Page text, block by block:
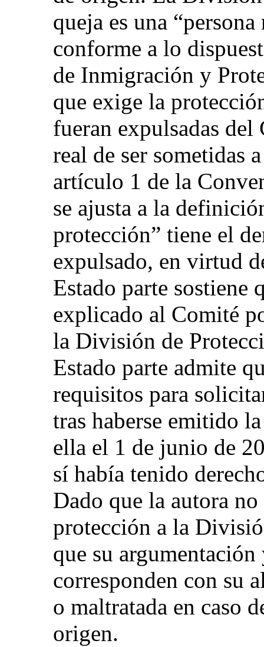
queja es una
conforme a lo
de Inmigración y
que exige la
fueran expulsadas
real de ser sometidas
artículo 1 de la
se ajusta a la
protección” tiene el
expulsado, en virtud
Estado parte sostiene
explicado al Comité
la División de
Estado parte admite
requisitos para
tras haberse emitido
ella el 1 de junio de
sí había tenido
Dado que la autora
protección a la
que su
corresponden con su
o maltratada en caso
origen.